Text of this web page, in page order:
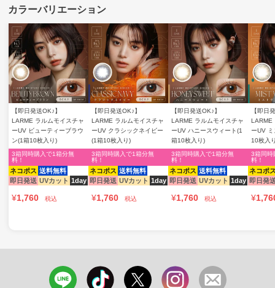
【即日発送OK♪】
LARME ラルムモイスチャ
ーUV ビューティーブラウ
ン(1箱10枚入り)
ネコポス 送料無料
即日発送 UVカット 1day
3箱同時購入で1箱分無
料！
¥1,760 税込
【即日発送OK♪】
LARME ラルムモイスチャ
ーUV クラシックネイビー
(1箱10枚入り)
ネコポス 送料無料
即日発送 UVカット 1day
3箱同時購入で1箱分無
料！
¥1,760 税込
【即日発送OK♪】
LARME ラルムモイスチャ
ーUV ハニースウィート(1
箱10枚入り)
ネコポス 送料無料
即日発送 UVカット 1day
3箱同時購入で1箱分無
料！
¥1,760 税込
【即日
LARME
ーUV
10枚入
ネコポ
即日発
3箱同時
料！
¥